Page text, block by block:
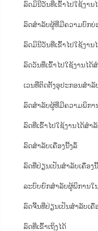
ລົດມິນີວັນທີ່ເຂົ້າໄປໃຊ້ງານ
ລົດສຳລັບຜູ້ທີ່ມີຄວາມບົກບ່
ລົດມິນີວັນທີ່ເຂົ້າໄປໃຊ້ງານ
ລົດວັນທີ່ເຂົ້າໄປໃຊ້ງານໄ
ເວນທີ່ຕິດຕັ້ງອຸປະກອນສຳ
ລົດສຳລັບຜູ້ທີ່ມີຄວາມພິກາ
ລົດທີ່ເຂົ້າໄປໃຊ້ງານໄດ້ສຳ
ລົດສຳລັບເຄື່ອງນີ້ງລໍ້
ລົດທີ່ປ່ຽນເປັນສຳລັບເຄື່ອງ
ລະບົບຍົກສຳລັບຜູ້ພິການໃ
ລົດຈີ້ນທີ່ປ່ຽນເປັນສຳລັບເຄື່
ລົດທີ່ເຂົ້າເຖິງໄດ້